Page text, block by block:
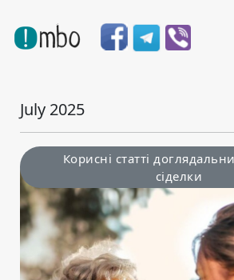
July 2025
Корисні статті
сіделки